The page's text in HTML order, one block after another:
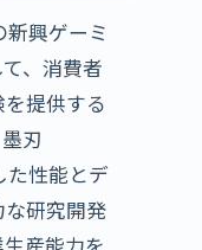
興ゲーミ
、消費者
提供する
刃
た性能とデ
研究開発